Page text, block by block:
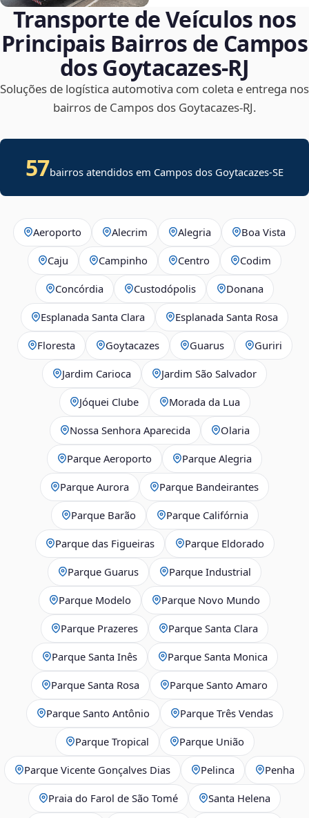
Transporte de Veículos nos
Principais Bairros de Campos
dos Goytacazes‑RJ
Soluções de logística automotiva com coleta e entrega nos
bairros de Campos dos Goytacazes‑RJ.
57bairros atendidos em Campos dos Goytacazes-SE
Aeroporto Alecrim Alegria Boa Vista
Caju Campinho Centro Codim
Concórdia Custodópolis Donana
Esplanada Santa Clara Esplanada Santa Rosa
Floresta Goytacazes Guarus Guriri
Jardim Carioca Jardim São Salvador
Jóquei Clube Morada da Lua
Nossa Senhora Aparecida Olaria
Parque Aeroporto Parque Alegria
Parque Aurora Parque Bandeirantes
Parque Barão Parque Califórnia
Parque das Figueiras Parque Eldorado
Parque Guarus Parque Industrial
Parque Modelo Parque Novo Mundo
Parque Prazeres Parque Santa Clara
Parque Santa Inês Parque Santa Monica
Parque Santa Rosa Parque Santo Amaro
Parque Santo Antônio Parque Três Vendas
Parque Tropical Parque União
Parque Vicente Gonçalves Dias Pelinca Penha
Praia do Farol de São Tomé Santa Helena